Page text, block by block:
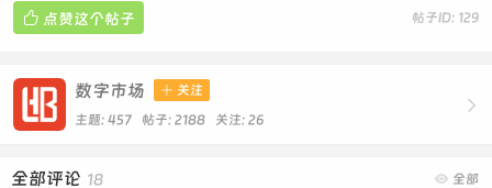
帖子ID: 129
 点赞这个帖子

数字市场  关注
主题: 457 帖子: 2188 关注: 26
 全部
全部评论 18